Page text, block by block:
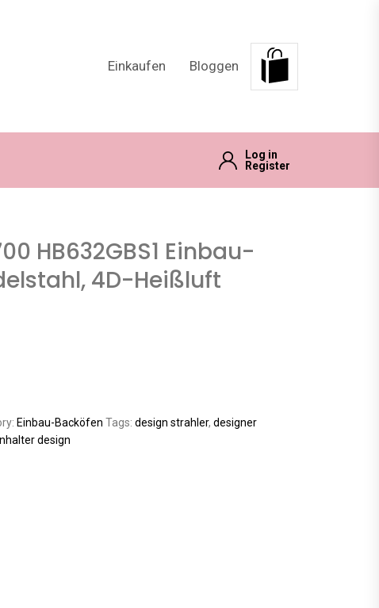
Einkaufen Bloggen
Log in
Register
HB632GBS1 Einbau-
4D-Heißluft
Einbau-Backöfen Tags: design strahler, designer
design